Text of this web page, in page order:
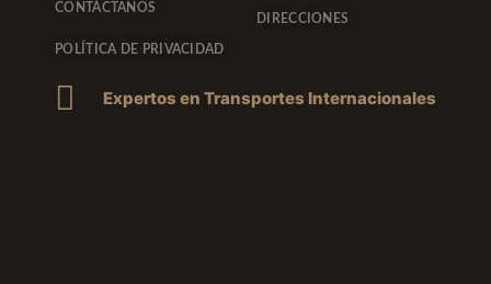
CONTÁCTANOS
POLÍTICA DE PRIVACIDAD
DIRECCIONES
Expertos en Transportes Internacionales